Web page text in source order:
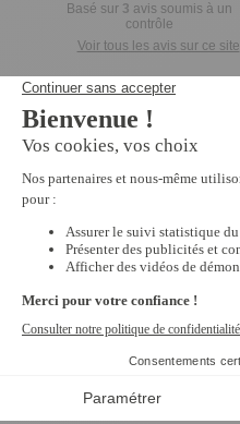
Basé sur 3 avis soumis à un
contrôle
Voir tous les avis sur ce site
5étoiles
4étoiles
étoiles
1étoile
Trier les avis